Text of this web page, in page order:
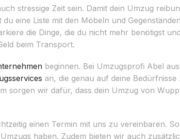
stressige Zeit sein. Damit dein Umzug
eine Liste mit den Möbeln und
die Dinge, die du nicht mehr benötigst
beim Transport.
beginnen. Bei Umzugsprofi Abel
an, die genau auf deine
sorgen wir dafür, dass dein Umzug von
einen Termin mit uns zu vereinbaren.
haben. Zudem bieten wir auch